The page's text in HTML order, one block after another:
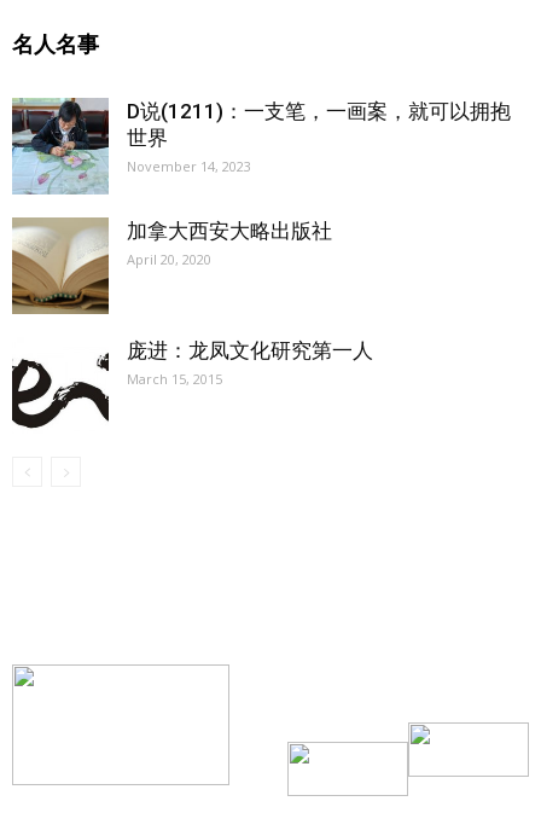
名人名事
D说(1211)：一支笔，一画案，就可以拥抱
世界
November 14, 2023
加拿大西安大略出版社
April 20, 2020
庞进：龙凤文化研究第一人
March 15, 2015